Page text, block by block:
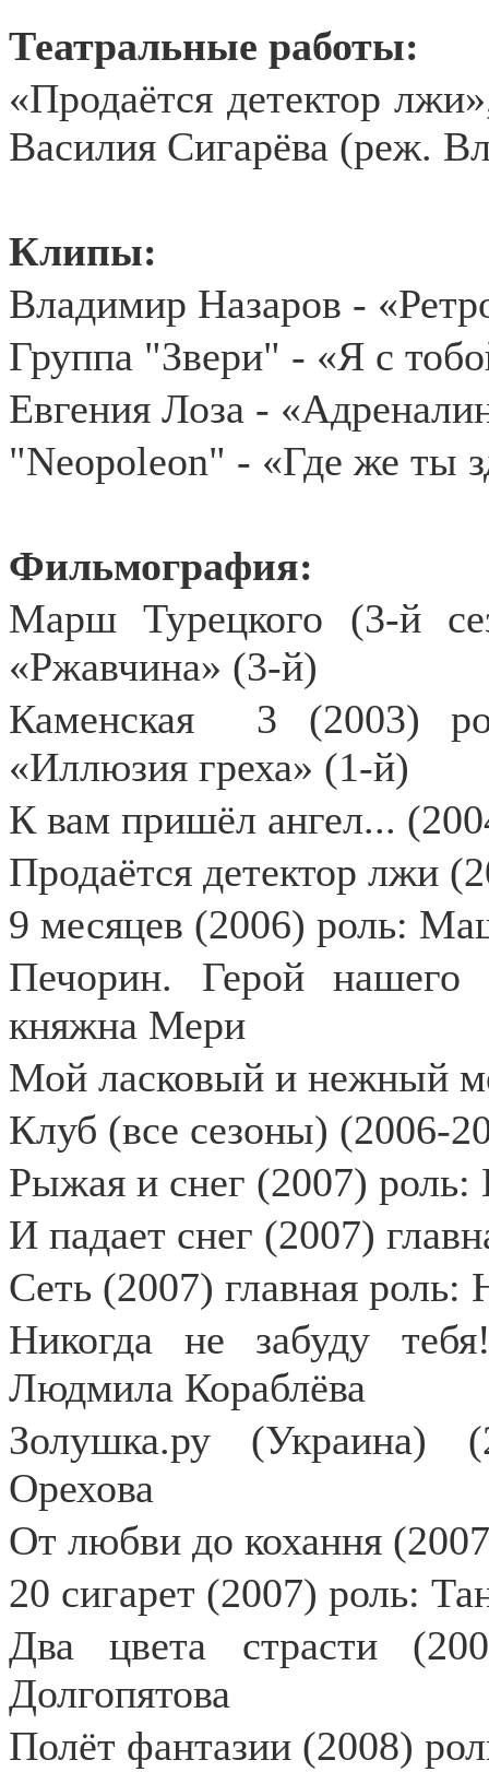
Театральные работы:
«Продаётся детектор
Василия Сигарёва (реж.
Клипы:
Владимир Назаров -
Группа "Звери" - «Я с
Евгения Лоза -
"Neopoleon" - «Где же ты
Фильмография:
Марш Турецкого (3-й
«Ржавчина» (3-й)
Каменская
3 (2003)
«Иллюзия греха» (1-й)
К вам пришёл ангел...
Продаётся детектор лжи
9 месяцев (2006) роль:
Печорин. Герой нашего
княжна Мери
Мой ласковый и нежный
Клуб (все сезоны) (2006-
Рыжая и снег (2007) роль:
И падает снег (2007)
Сеть (2007) главная роль:
Никогда не забуду
Людмила Кораблёва
Золушка.ру (Украина)
Орехова
От любви до кохання
20 сигарет (2007) роль:
Два цвета страсти
Долгопятова
Полёт фантазии (2008)